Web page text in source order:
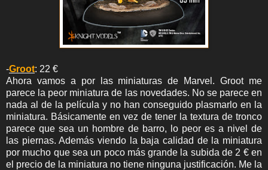
-Groot: 22 €
Ahora vamos a por las miniaturas de Marvel. Groot me
parece la peor miniatura de las novedades. No se parece en
nada al de la película y no han conseguido plasmarlo en la
miniatura. Básicamente en vez de tener la textura de tronco
parece que sea un hombre de barro, lo peor es a nivel de
las piernas. Además viendo la baja calidad de la miniatura
por mucho que sea un poco más grande la subida de 2 € en
el precio de la miniatura no tiene ninguna justificación. Me la